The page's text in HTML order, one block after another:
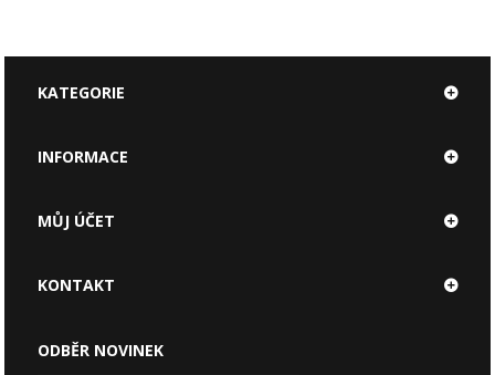
KATEGORIE
INFORMACE
MŮJ ÚČET
KONTAKT
ODBĚR NOVINEK